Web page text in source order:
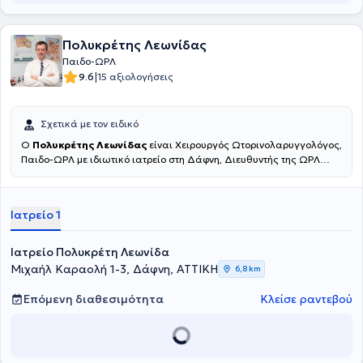
Πολυκρέτης Λεωνίδας
Παιδο-ΩΡΛ
9.6|15 αξιολογήσεις
Σχετικά με τον ειδικό
Ο Πολυκρέτης Λεωνίδας είναι Χειρουργός Ωτορινολαρυγγολόγος,
Παιδο-ΩΡΛ με ιδιωτικό ιατρείο στη Δάφνη, Διευθυντής της ΩΡΛ
Πανεπιστημίου Πατρών και κατέχει Πιστοποίηση στην "Προηγμένη
of Surgeons (ACS). Ειδικεύτηκε στην Ωτορινολαρυγγολογία στο
Νοσοκομείο Παίδων "Η Αγία Σοφία" και στο Ειδικό Αντικαρκινικό
Νοσοκομείο Πειραιά "Μεταξά", στην Πλαστική Χειρουργική στο
Γενικό Νοσοκομείο Αθηνών "Γεώργιος Γεννηματάς", στη
Νευροχειρουργική στο Γενικό Νοσοκομείο Πειραιά "Τζάνειο" και στη
Παπανδρέου" . Αξίζει να σημειωθεί πως, έχει εργαστεί ως
Πειραιά "Μεταξά", υπήρξε Εξωτερικός συνεργάτης του Γενικού
Νοσοκομείου Αθηνών "Ιπποκράτειο" και διετέλεσε Επιμελητής της
Ιατρείο 1
Ιατρείο Πολυκρέτη Λεωνίδα
Μιχαήλ Καραολή 1-3, Δάφνη, ΑΤΤΙΚΗ
6,8 km
Επόμενη διαθεσιμότητα Κλείσε ραντεβού